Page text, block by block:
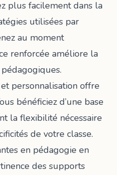
plus facilement dans la
utilisées par
au moment
renforcée améliore la
personnalisation offre
bénéficiez d’une base
la flexibilité nécessaire
de votre classe.
en pédagogie en
des supports